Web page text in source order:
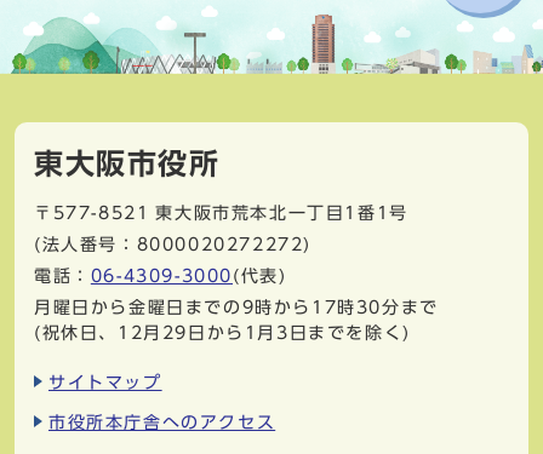
東大阪市役所
〒577-8521
東大阪市荒本北一丁目1番1号
(法人番号：8000020272272)
電話： 06-4309-3000 (代表)
月曜日から金曜日までの9時から17時30分まで
(祝休日、12月29日から1月3日までを除く)
サイトマップ
市役所本庁舎へのアクセス